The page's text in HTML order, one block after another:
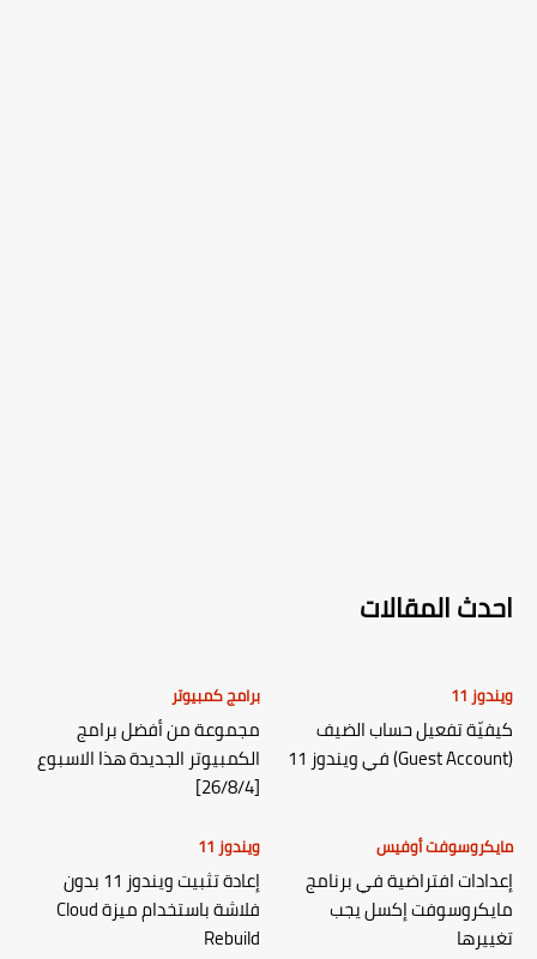
احدث المقالات
ويندوز 11
كيفيّة تفعيل حساب الضيف
(Guest Account) في ويندوز 11
برامج كمبيوتر
مجموعة من أفضل برامج
الكمبيوتر الجديدة هذا الاسبوع
[26/8/4]
مايكروسوفت أوفيس
إعدادات افتراضية في برنامج
مايكروسوفت إكسل يجب
تغييرها
ويندوز 11
إعادة تثبيت ويندوز 11 بدون
فلاشة باستخدام ميزة Cloud
Rebuild